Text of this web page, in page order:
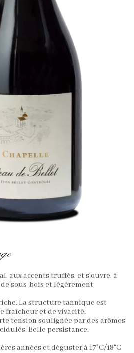
aux accents truffés, et s’ouvre, à
sous-bois et légèrement
La structure tannique est
fraîcheur et de vivacité.
tension soulignée par des arômes
Belle persistance.
années et déguster à 17°C/18°C